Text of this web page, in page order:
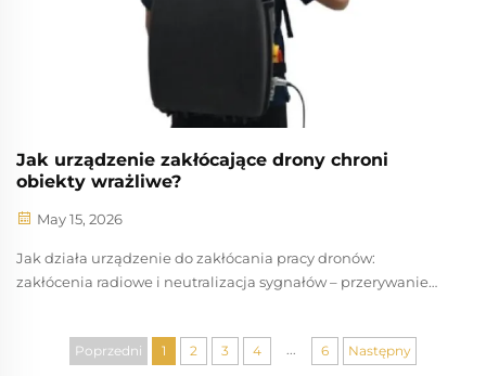
Jak urządzenie zakłócające drony chroni
obiekty wrażliwe?
May 15, 2026
Jak działa urządzenie do zakłócania pracy dronów:
zakłócenia radiowe i neutralizacja sygnałów – przerywanie
Urządzenie do zakłócania pracy dronów emituje
Poprzedni 1 2 3 4 6 Następny